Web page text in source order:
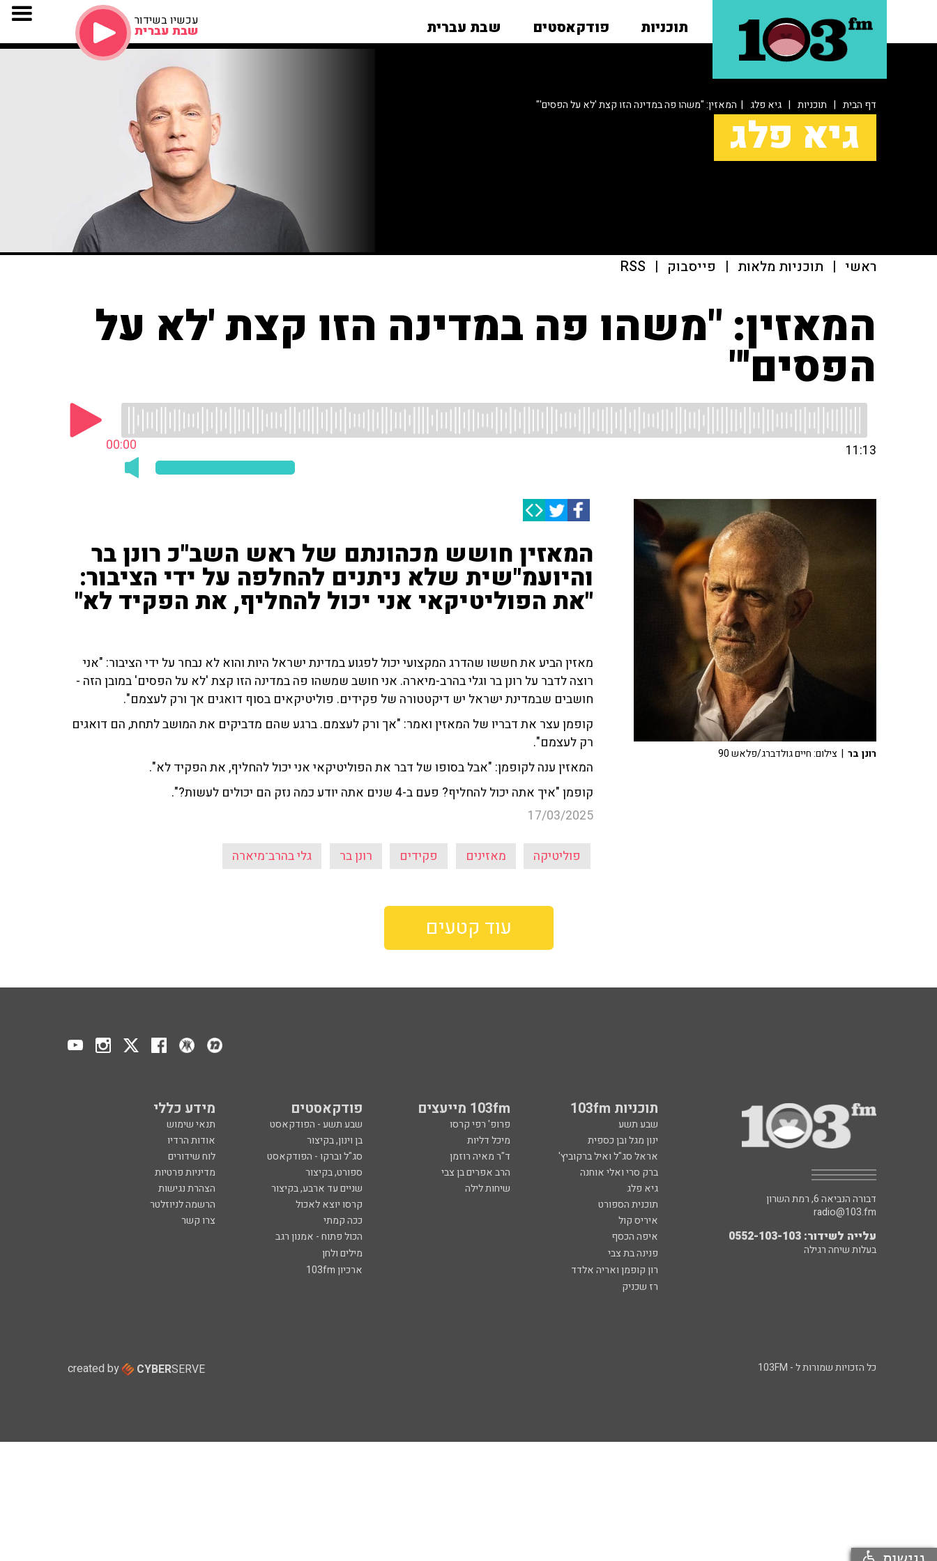
תוכניות פודקאסטים שבת עברית עכשיו בשידור
שבת עברית
דף הבית | תוכניות | גיא פלג | המאזין: "משהו פה במדינה הזו קצת 'לא על הפסים'"
גיא פלג
ראשי | תוכניות מלאות | פייסבוק |
RSS
המאזין: "משהו פה במדינה הזו קצת 'לא על
הפסים'"
00:00 11:13
המאזין חושש מכהונתם של ראש השב"כ רונן בר
והיועמ"שית שלא ניתנים להחלפה על ידי הציבור:
"את הפוליטיקאי אני יכול להחליף, את הפקיד לא"
מאזין הביע את חששו שהדרג המקצועי יכול לפגוע במדינת ישראל היות והוא לא נבחר על ידי הציבור: "אני
רוצה לדבר על רונן בר וגלי בהרב-מיארה. אני חושב שמשהו פה במדינה הזו קצת 'לא על הפסים' במובן הזה -
חושבים שבמדינת ישראל יש דיקטטורה של פקידים. פוליטיקאים בסוף דואגים אך ורק לעצמם".
קופמן עצר את דבריו של המאזין ואמר: "אך ורק לעצמם. ברגע שהם מדביקים את המושב לתחת, הם דואגים
רק לעצמם".
המאזין ענה לקופמן: "אבל בסופו של דבר את הפוליטיקאי אני יכול להחליף, את הפקיד לא".
קופמן "איך אתה יכול להחליף? פעם ב-4 שנים אתה יודע כמה נזק הם יכולים לעשות?".
17/03/2025
פוליטיקה מאזינים פקידים רונן בר גלי בהרב־מיארה
רונן בר | צילום: חיים גולדברג/פלאש 90
עוד קטעים
תוכניות 103fm 103fm מייעצים פודקאסטים מידע כללי
שבע תשע פרופ' רפי קרסו שבע תשע - הפודקאסט
תנאי שימוש
ינון מגל ובן כספית
מיכל דליות בן וינון, בקיצור
אודות הרדיו
אראל סג"ל ואיל ברקוביץ'
ד"ר מאיה רוזמן סג"ל וברקו - הפודקאסט
לוח שידורים
ברק סרי ואלי אוחנה
הרב אפרים בן צבי ספורט, בקיצור
מדיניות פרטיות
גיא פלג
שיחות לילה שניים עד ארבע, בקיצור
הצהרת נגישות
תוכנית הספורט
קרסו יוצא לאכול
הרשמה לניוזלטר
איריס קול
ככה קמתי
צרו קשר
איפה הכסף
הכול פתוח - אמנון רגב
פנינה בת צבי
מילים ולחן
רון קופמן ואריה אלדד
ארכיון 103fm
רז שכניק
דבורה הנביאה 6, רמת השרון
radio@103.fm
עלייה לשידור: 0552-103-103
בעלות שיחה רגילה
כל הזכויות שמורות ל - 103FM created by CYBERSERVE